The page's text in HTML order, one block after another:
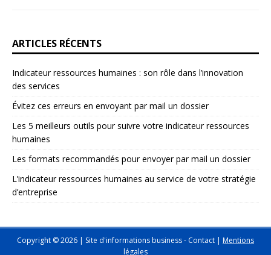
ARTICLES RÉCENTS
Indicateur ressources humaines : son rôle dans l’innovation
des services
Évitez ces erreurs en envoyant par mail un dossier
Les 5 meilleurs outils pour suivre votre indicateur ressources
humaines
Les formats recommandés pour envoyer par mail un dossier
L’indicateur ressources humaines au service de votre stratégie
d’entreprise
Copyright © 2026 | Site d'informations business - Contact | Mentions
légales